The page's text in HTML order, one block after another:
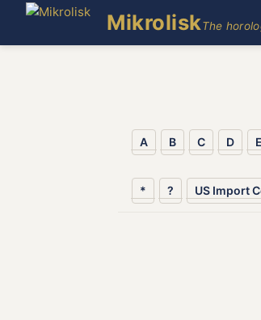
MikroliskThe
A B C D E
* ? US Import